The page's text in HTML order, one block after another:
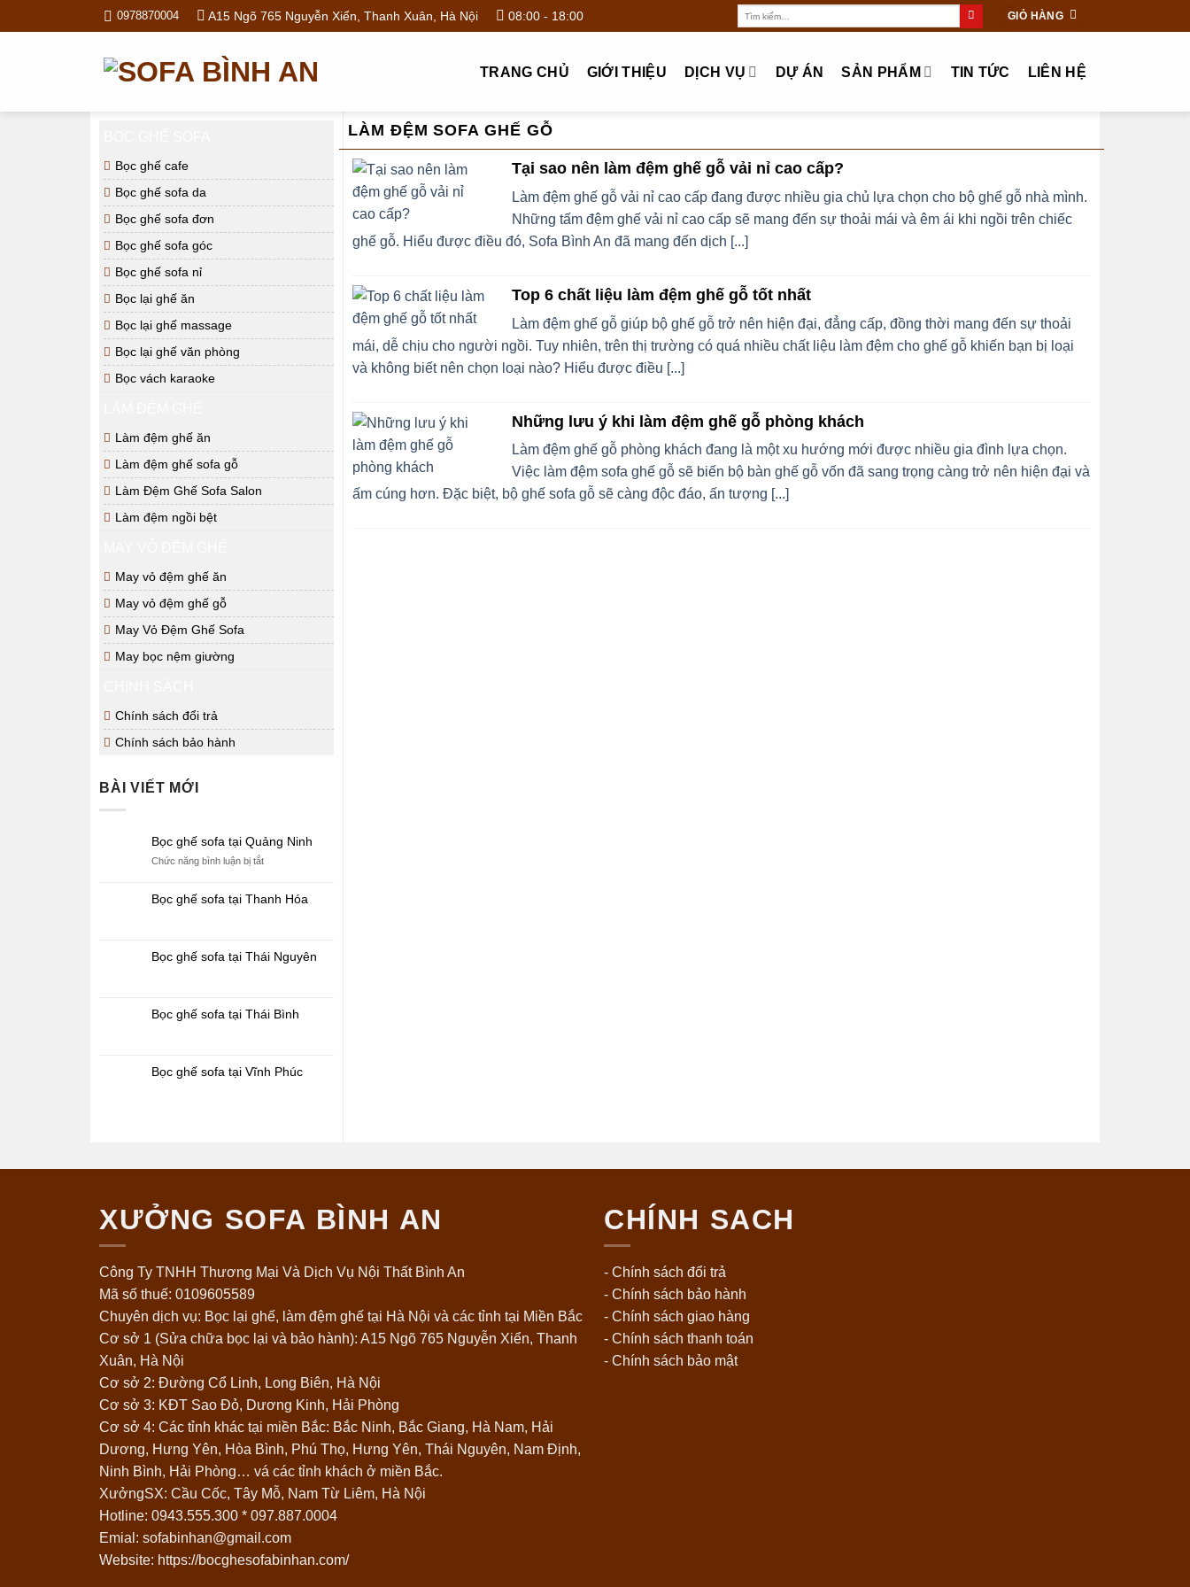
to
0978870004 A15 Ngõ 765 Nguyễn Xiển, Thanh Xuân, Hà Nội 08:00 - 18:00 GIỎ HÀNG
TRANG CHỦ GIỚI THIỆU DỊCH VỤ DỰ ÁN SẢN PHẨM TIN TỨC LIÊN HỆ
Bọc ghế cafe
Bọc ghế sofa da
Bọc ghế sofa đơn
Bọc ghế sofa góc
Bọc ghế sofa nỉ
Bọc lại ghế ăn
Bọc lại ghế massage
Bọc lại ghế văn phòng
Bọc vách karaoke
Làm đệm ghế ăn
Làm đệm ghế sofa gỗ
Làm Đệm Ghế Sofa Salon
Làm đệm ngồi bệt
May vỏ đệm ghế ăn
May vỏ đệm ghế gỗ
May Vỏ Đệm Ghế Sofa
May bọc nệm giường
Chính sách đổi trả
Chính sách bảo hành
BÀI VIẾT MỚI
Bọc ghế sofa tại Quảng Ninh
Chức năng bình luận bị tắtở
sofa
Ninh
Bọc ghế sofa tại Thanh Hóa
Bọc ghế sofa tại Thái Nguyên
Bọc ghế sofa tại Thái Bình
Bọc ghế sofa tại Vĩnh Phúc
LÀM ĐỆM SOFA GHẾ GỖ
Tại sao nên làm đệm ghế gỗ vải nỉ cao cấp?
Làm đệm ghế gỗ vải nỉ cao cấp đang được nhiều gia chủ lựa chọn cho bộ ghế gỗ nhà mình.
Những tấm đệm ghế vải nỉ cao cấp sẽ mang đến sự thoải mái và êm ái khi ngồi trên chiếc
ghế gỗ. Hiểu được điều đó, Sofa Bình An đã mang đến dịch [...]
Top 6 chất liệu làm đệm ghế gỗ tốt nhất
Làm đệm ghế gỗ giúp bộ ghế gỗ trở nên hiện đại, đẳng cấp, đồng thời mang đến sự thoải
mái, dễ chịu cho người ngồi. Tuy nhiên, trên thị trường có quá nhiều chất liệu làm đệm cho ghế gỗ khiến bạn bị loại
và không biết nên chọn loại nào? Hiểu được điều [...]
Những lưu ý khi làm đệm ghế gỗ phòng khách
Làm đệm ghế gỗ phòng khách đang là một xu hướng mới được nhiều gia đình lựa chọn.
Việc làm đệm sofa ghế gỗ sẽ biến bộ bàn ghế gỗ vốn đã sang trọng càng trở nên hiện đại và
ấm cúng hơn. Đặc biệt, bộ ghế sofa gỗ sẽ càng độc đáo, ấn tượng [...]
XƯỞNG SOFA BÌNH AN
Công Ty TNHH Thương Mại Và Dịch Vụ Nội Thất Bình An
Mã số thuế: 0109605589
Chuyên dịch vụ: Bọc lại ghế, làm đệm ghế tại Hà Nội và các tỉnh tại Miền Bắc
Cơ sở 1 (Sửa chữa bọc lại và bảo hành): A15 Ngõ 765 Nguyễn Xiển, Thanh
Xuân, Hà Nội
Cơ sở 2: Đường Cổ Linh, Long Biên, Hà Nội
Cơ sở 3: KĐT Sao Đỏ, Dương Kinh, Hải Phòng
Cơ sở 4: Các tỉnh khác tại miền Bắc: Bắc Ninh, Bắc Giang, Hà Nam, Hải
Dương, Hưng Yên, Hòa Bình, Phú Thọ, Hưng Yên, Thái Nguyên, Nam Định,
Ninh Bình, Hải Phòng… vá các tỉnh khách ở miền Bắc.
XưởngSX: Cầu Cốc, Tây Mỗ, Nam Từ Liêm, Hà Nội
Hotline: 0943.555.300 * 097.887.0004
Emial: sofabinhan@gmail.com
Website: https://bocghesofabinhan.com/
CHÍNH SACH
- Chính sách đổi trả
- Chính sách bảo hành
- Chính sách giao hàng
- Chính sách thanh toán
- Chính sách bảo mật